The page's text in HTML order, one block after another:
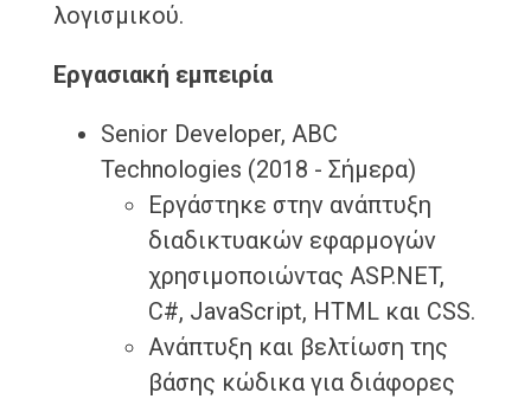
λογισμικού.
Εργασιακή εμπειρία
Senior Developer, ABC
Technologies (2018 - Σήμερα)
Εργάστηκε στην ανάπτυξη
διαδικτυακών εφαρμογών
χρησιμοποιώντας ASP.NET,
C#, JavaScript, HTML και CSS.
Ανάπτυξη και βελτίωση της
βάσης κώδικα για διάφορες